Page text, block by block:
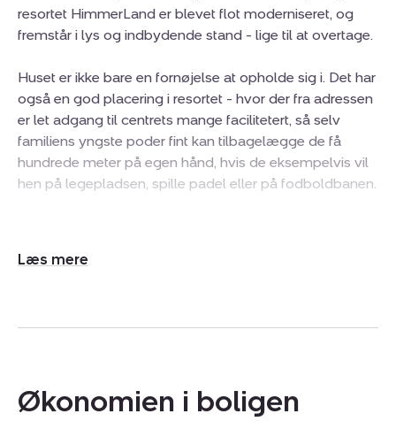
resortet HimmerLand er blevet flot moderniseret, og
fremstår i lys og indbydende stand - lige til at overtage.
Huset er ikke bare en fornøjelse at opholde sig i. Det har
også en god placering i resortet - hvor der fra adressen
er let adgang til centrets mange facilitetert, så selv
familiens yngste poder fint kan tilbagelægge de få
hundrede meter på egen hånd, hvis de eksempelvis vil
hen på legepladsen, spille padel eller på fodboldbanen.
I stueplan er pladsen helliget de fælles hyggestunder.
et lyst badeværelse, og endelig er der via store
På førstesalen er reposet udnyttet til skabsopbevaring,
Økonomien i boligen